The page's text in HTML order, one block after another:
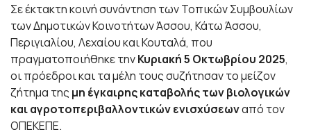
Σε έκτακτη κοινή συνάντηση των Τοπικών Συμβουλίων
των Δημοτικών Κοινοτήτων Άσσου, Κάτω Άσσου,
Περιγιαλίου, Λεχαίου και Κουταλά, που
πραγματοποιήθηκε τηνΚυριακή 5 Οκτωβρίου 2025,
οι πρόεδροι και τα μέλη τους συζήτησαν το μείζον
ζήτημα της μη έγκαιρης καταβολής των βιολογικών
και αγροτοπεριβαλλοντικών ενισχύσεωναπό τον
ΟΠΕΚΕΠΕ.